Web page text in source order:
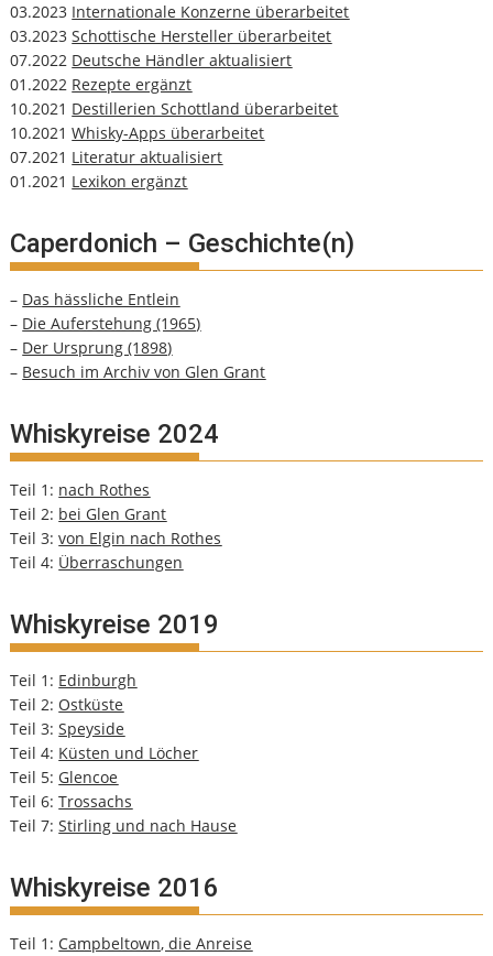
03.2023 Internationale Konzerne überarbeitet
03.2023Schottische Hersteller überarbeitet
07.2022 Deutsche Händler aktualisiert
01.2022 Rezepte ergänzt
10.2021 Destillerien Schottland überarbeitet
10.2021Whisky-Apps überarbeitet
07.2021 Literatur aktualisiert
01.2021 Lexikon ergänzt
Caperdonich – Geschichte(n)
– Das hässliche Entlein
– Die Auferstehung (1965)
– Der Ursprung (1898)
– Besuch im Archiv von Glen Grant
Whiskyreise 2024
Teil 1: nach Rothes
Teil 2: bei Glen Grant
Teil 3:von Elgin nach Rothes
Teil 4: Überraschungen
Whiskyreise 2019
Teil 1: Edinburgh
Teil 2: Ostküste
Teil 3:Speyside
Teil 4: Küsten und Löcher
Teil 5: Glencoe
Teil 6:Trossachs
Teil 7:Stirling und nach Hause
Whiskyreise 2016
Teil 1: Campbeltown, die Anreise